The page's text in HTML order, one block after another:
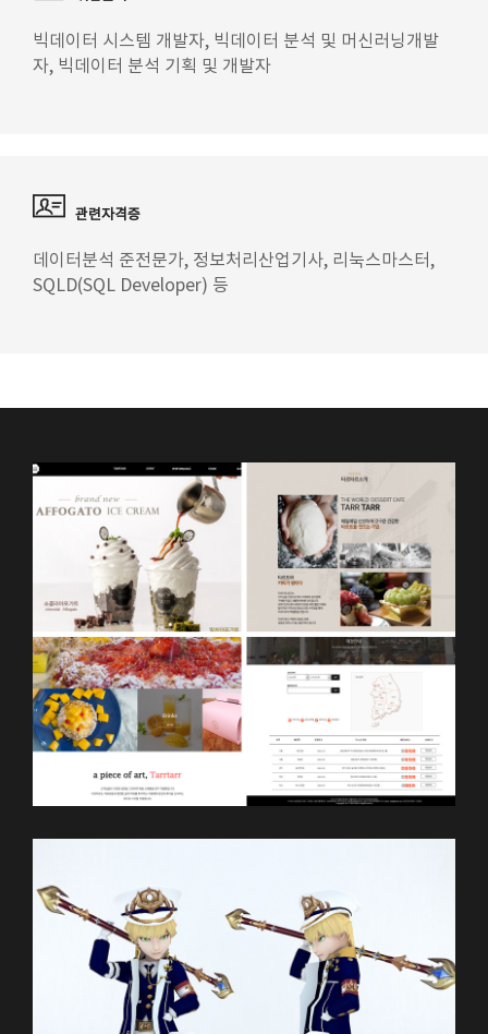
빅데이터 시스템 개발자, 빅데이터 분석 및 머신러닝개발
자, 빅데이터 분석 기획 및 개발자
관련자격증
데이터분석 준전문가, 정보처리산업기사, 리눅스마스터,
SQLD(SQL Developer) 등